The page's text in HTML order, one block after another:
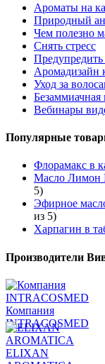
Ароматы на
Природный
Чем полезно
Снять стресс
Аромадизайн
Уход за
Безаммиачная
Вебинары
Популярные
Флорамакс в
Масло Лимон
5)
Эфирное
из 5)
Харпагин в
Производители
Компания
INTRACOSMED
ELIXAN